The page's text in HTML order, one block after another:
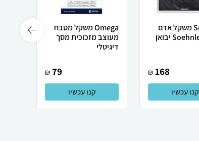
Soehnle ‏משקל אדם
63881 Soehnle יבואן
168
₪
קנו עכשיו
Omega משקל מטבח
מעוצב מזכוכית מסך
דיגיטלי
79
₪
קנו עכשיו